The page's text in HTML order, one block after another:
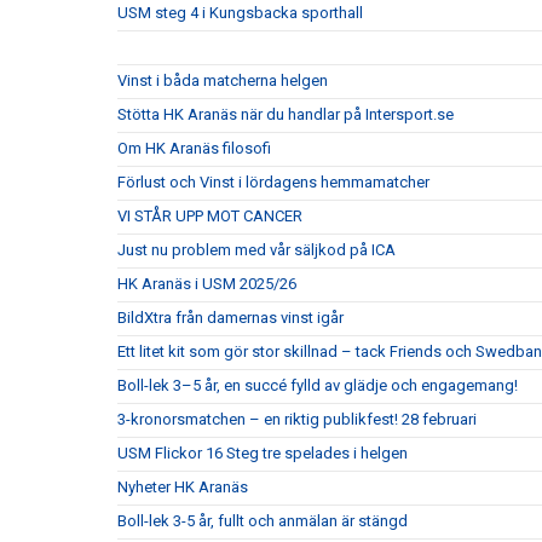
USM steg 4 i Kungsbacka sporthall
Vinst i båda matcherna helgen
Stötta HK Aranäs när du handlar på Intersport.se
Om HK Aranäs filosofi
Förlust och Vinst i lördagens hemmamatcher
VI STÅR UPP MOT CANCER
Just nu problem med vår säljkod på ICA
HK Aranäs i USM 2025/26
BildXtra från damernas vinst igår
Ett litet kit som gör stor skillnad – tack Friends och
Boll-lek 3–5 år, en succé fylld av glädje och engagemang!
3-kronorsmatchen – en riktig publikfest! 28 februari
USM Flickor 16 Steg tre spelades i helgen
Nyheter HK Aranäs
Boll-lek 3-5 år, fullt och anmälan är stängd